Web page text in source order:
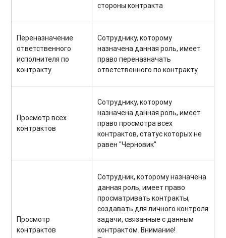
стороны контракта
Переназначение
ответственного
исполнителя по
контракту
Сотруднику, которому
назначена данная роль, имеет
право переназначать
ответственного по контракту
Просмотр всех
контрактов
Сотруднику, которому
назначена данная роль, имеет
право просмотра всех
контрактов, статус которых не
равен "Черновик"
Просмотр
контрактов
Сотрудник, которому назначена
данная роль, имеет право
просматривать контракты,
создавать для личного контроля
задачи, связанные с данным
контрактом. Внимание!